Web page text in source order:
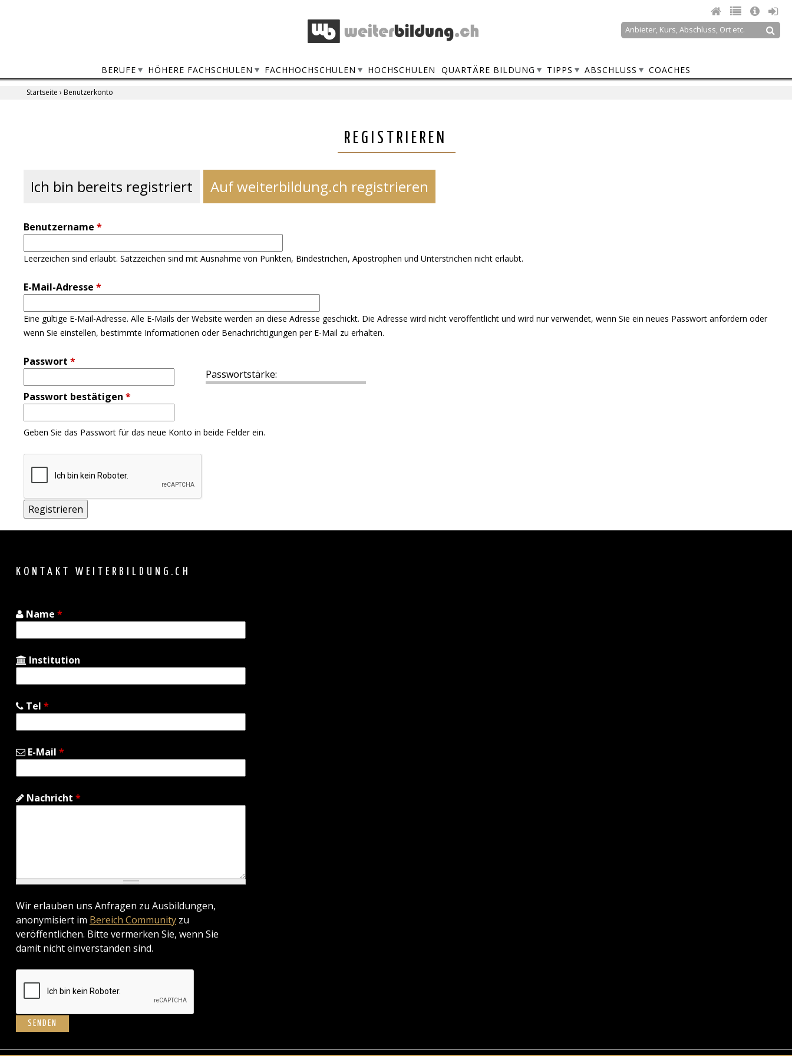
Suche
BERUFE HÖHERE FACHSCHULEN FACHHOCHSCHULEN HOCHSCHULEN QUARTÄRE BILDUNG TIPPS ABSCHLUSS COACHES
Startseite › Benutzerkonto
REGISTRIEREN
Ich bin bereits registriert Auf weiterbildung.ch registrieren
Benutzername*
Leerzeichen sind erlaubt. Satzzeichen sind mit Ausnahme von Punkten, Bindestrichen, Apostrophen und Unterstrichen nicht erlaubt.
E-Mail-Adresse*
Eine gültige E-Mail-Adresse. Alle E-Mails der Website werden an diese Adresse geschickt. Die Adresse wird nicht veröffentlicht und wird nur verwendet, wenn Sie ein neues Passwort anfordern oder
wenn Sie einstellen, bestimmte Informationen oder Benachrichtigungen per E-Mail zu erhalten.
Passwortstärke:
Passwort*
Passwort bestätigen*
Geben Sie das Passwort für das neue Konto in beide Felder ein.
KONTAKT WEITERBILDUNG.CH
Name *
Institution
Tel *
E-Mail *
Nachricht *
Wir erlauben uns Anfragen zu Ausbildungen,
anonymisiert im Bereich Communityzu
veröffentlichen. Bitte vermerken Sie, wenn Sie
damit nicht einverstanden sind.